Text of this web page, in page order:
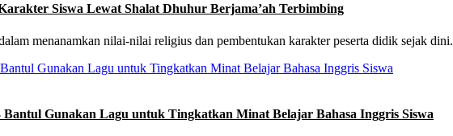
Siswa Lewat Shalat Dhuhur Berjama’ah Terbimbing
menanamkan nilai-nilai religius dan pembentukan karakter peserta didik sejak dini.
Gunakan Lagu untuk Tingkatkan Minat Belajar Bahasa Inggris Siswa